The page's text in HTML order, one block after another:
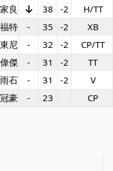
良 38 -2
H/TT
特 - 35 -2
XB
尼 - 32 -2
CP/TT
傑 - 31 -2
TT
石 - 31 -2
V
豪 - 23 CP